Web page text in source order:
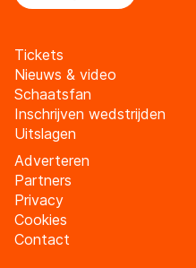
Tickets
Nieuws & video
Schaatsfan
Inschrijven wedstrijden
Uitslagen
Adverteren
Partners
Privacy
Cookies
Contact